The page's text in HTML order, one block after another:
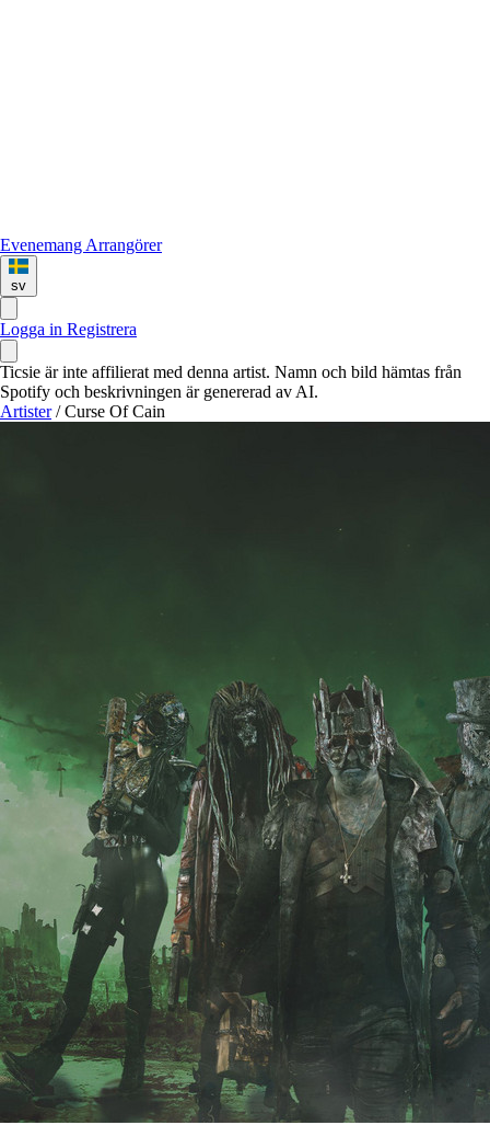
Evenemang Arrangörer
sv
Logga in Registrera
Ticsie är inte affilierat med denna artist. Namn och bild hämtas från
Spotify och beskrivningen är genererad av AI.
Artister / Curse Of Cain